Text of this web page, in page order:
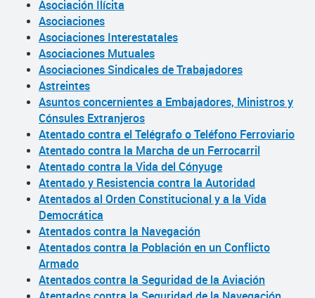
Asociación Ilícita
Asociaciones
Asociaciones Interestatales
Asociaciones Mutuales
Asociaciones Sindicales de Trabajadores
Astreintes
Asuntos concernientes a Embajadores, Ministros y
Cónsules Extranjeros
Atentado contra el Telégrafo o Teléfono Ferroviario
Atentado contra la Marcha de un Ferrocarril
Atentado contra la Vida del Cónyuge
Atentado y Resistencia contra la Autoridad
Atentados al Orden Constitucional y a la Vida
Democrática
Atentados contra la Navegación
Atentados contra la Población en un Conflicto
Armado
Atentados contra la Seguridad de la Aviación